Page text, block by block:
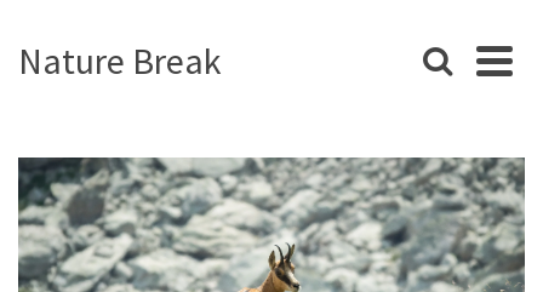
Nature Break